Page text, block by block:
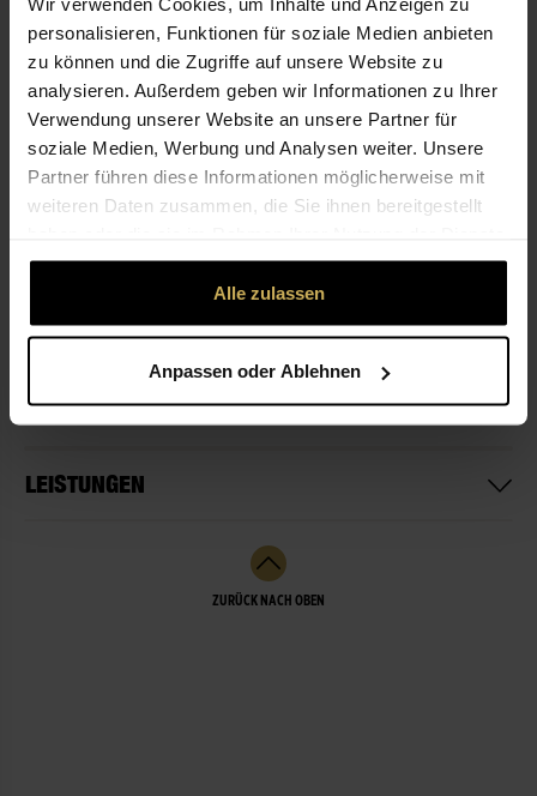
personalisieren, Funktionen für soziale Medien anbieten
zu können und die Zugriffe auf unsere Website zu
analysieren. Außerdem geben wir Informationen zu Ihrer
Verwendung unserer Website an unsere Partner für
soziale Medien, Werbung und Analysen weiter. Unsere
Partner führen diese Informationen möglicherweise mit
weiteren Daten zusammen, die Sie ihnen bereitgestellt
gesammelt haben.
Alle zulassen
Anpassen oder Ablehnen
Der Gärtner bringt's.....
Naumann, Frank, Der Gärtner bringt's.....
Hofer Str. 74
09224 Chemnitz-Mittelbach
0371-85 56 40
dergaertner-bringts@gmx.de
ÖFFNUNGSZEITEN
NICHT LIEFERBEREIT
LEISTUNGEN
ZURÜCK NACH OBEN